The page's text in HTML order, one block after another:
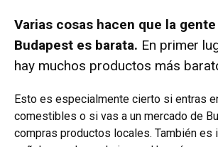
Varias cosas hacen que la
Budapest es barata. En primer
hay muchos productos más
Esto es especialmente cierto si entras
comestibles o si vas a un mercado de
compras productos locales. También es